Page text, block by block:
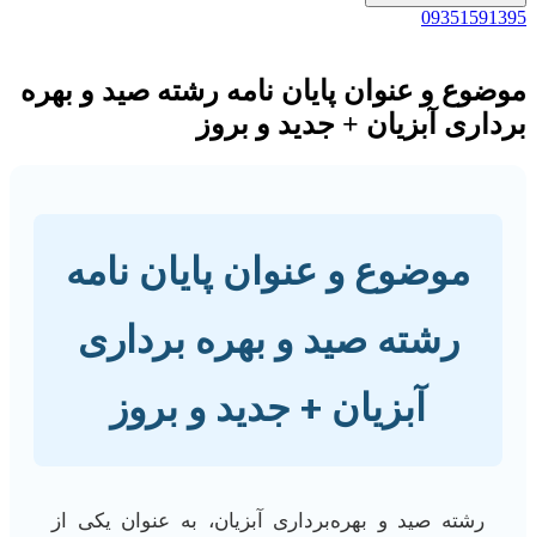
09351591395
موضوع و عنوان پایان نامه رشته صید و بهره
برداری آبزیان + جدید و بروز
موضوع و عنوان پایان نامه
رشته صید و بهره برداری
آبزیان + جدید و بروز
رشته صید و بهره‌برداری آبزیان، به عنوان یکی از